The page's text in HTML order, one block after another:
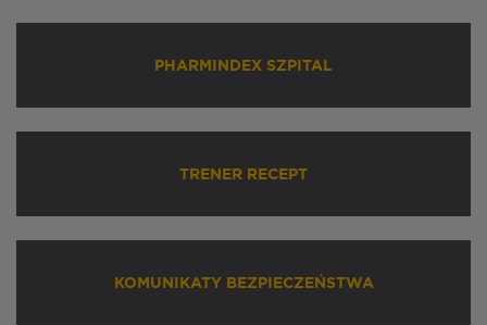
PHARMINDEX SZPITAL
TRENER RECEPT
KOMUNIKATY BEZPIECZEŃSTWA